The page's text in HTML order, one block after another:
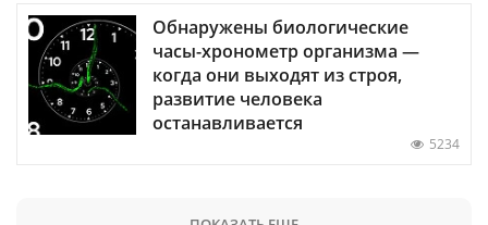
Обнаружены биологические
часы-хронометр организма —
когда они выходят из строя,
развитие человека
останавливается
5234